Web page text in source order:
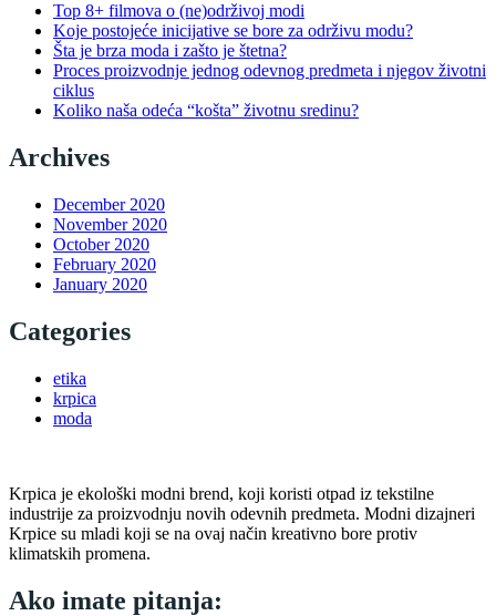
Top 8+ filmova o (ne)održivoj modi
Koje postojeće inicijative se bore za održivu modu?
Šta je brza moda i zašto je štetna?
Proces proizvodnje jednog odevnog predmeta i njegov životni
ciklus
Koliko naša odeća “košta” životnu sredinu?
Archives
December 2020
November 2020
October 2020
February 2020
January 2020
Categories
etika
krpica
moda
Krpica je ekološki modni brend, koji koristi otpad iz tekstilne
industrije za proizvodnju novih odevnih predmeta. Modni dizajneri
Krpice su mladi koji se na ovaj način kreativno bore protiv
klimatskih promena.
Ako imate pitanja: